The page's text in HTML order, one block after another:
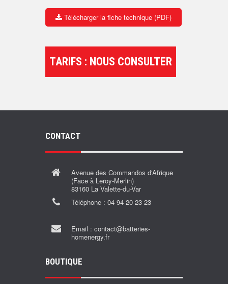
Télécharger la fiche technique (PDF)
TARIFS : NOUS CONSULTER
CONTACT
Avenue des Commandos d'Afrique
(Face à Leroy-Merlin)
83160 La Valette-du-Var
Téléphone : 04 94 20 23 23
Email : contact@batteries-
homenergy.fr
BOUTIQUE